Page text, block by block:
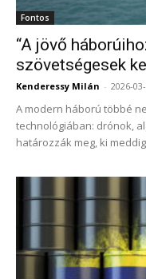
Fontos
“A jövő
szövetségesek
Kenderessy Milán - 2026-
A modern háború többé
technológiában: drónok,
határozzák meg, ki